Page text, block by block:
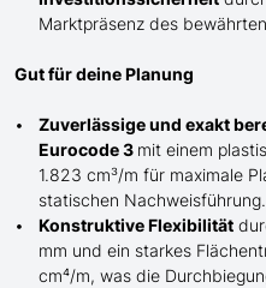
Marktpräsenz des bewährten
Gut für deine Planung
Zuverlässige und exakt
Eurocode 3 mit einem
1.823 cm³/m für maximale
statischen Nachweisführung.
Konstruktive Flexibilität
mm und ein starkes
cm⁴/m, was die